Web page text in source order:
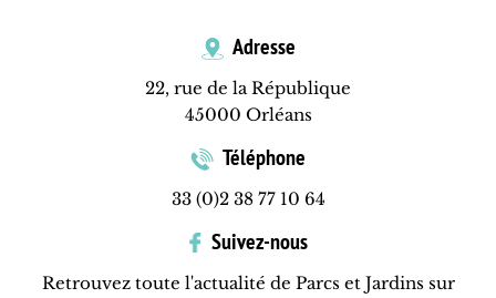
Adresse
22, rue de la République
45000 Orléans
Téléphone
33 (0)2 38 77 10 64
Suivez-nous
Retrouvez toute l'actualité de Parcs et Jardins sur